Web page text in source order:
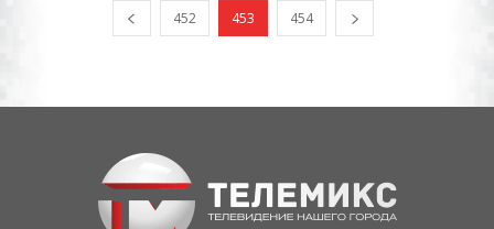
452 453 454